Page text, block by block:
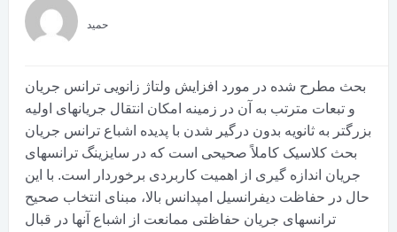
حمید
بحث مطرح شده در مورد افزایش ولتاژ زانویی ترانس جریان
و تبعات مترتب به آن در زمینه امکان انتقال جریانهای اولیه
بزرگتر به ثانویه بدون درگیر شدن با پدیده اشباع ترانس جریان
بحث کلاسیک کاملاً صحیحی است که در سایزینگ ترانسهای
جریان اندازه گیری از اهمیت کاربردی برخوردار است. با این
حال در حفاظت دیفرانسیل امپدانس بالا، مبنای انتخاب صحیح
ترانسهای جریان حفاظتی ممانعت از اشباع آنها در قبال